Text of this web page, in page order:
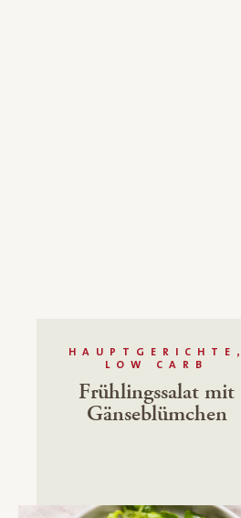
HAUPTGERICHTE,
LOW CARB
Frühlingssalat mit
Gänseblümchen